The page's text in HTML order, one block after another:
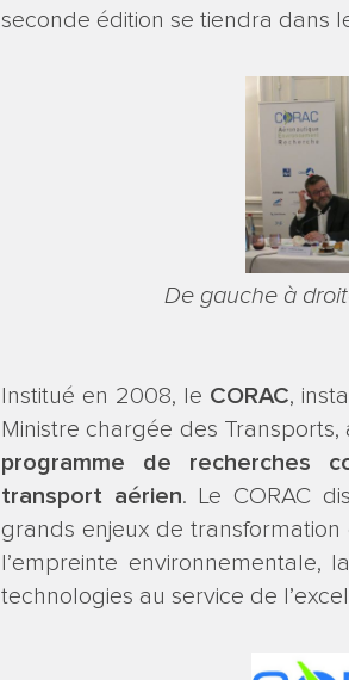
seconde édition se tiendra dans
De gauche à
Institué en 2008, le CORAC,
Ministre chargée des
programme de recherches
transport aérien. Le CORAC
grands enjeux de
l’empreinte environnementale,
technologies au service de